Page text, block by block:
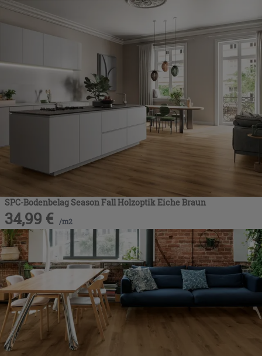
SPC-Bodenbelag Season Fall Holzoptik Eiche Braun
34,99 € /m2